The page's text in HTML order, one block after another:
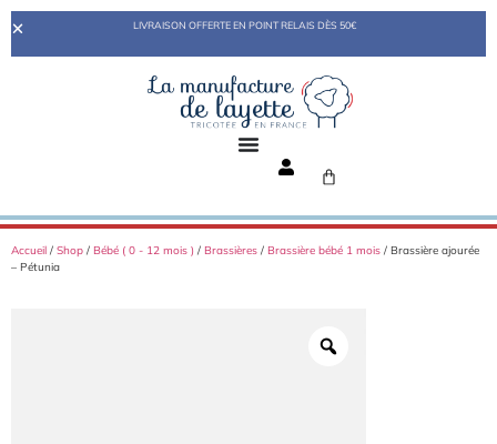
LIVRAISON OFFERTE EN POINT RELAIS DÈS 50€
Accueil / Shop / Bébé ( 0 - 12 mois ) / Brassières / Brassière bébé 1 mois / Brassière ajourée
– Pétunia